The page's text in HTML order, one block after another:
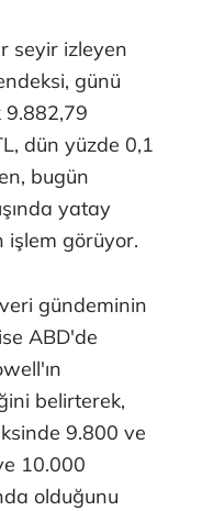
seyir izleyen
günü
dün yüzde 0,1
bugün
yatay
işlem görüyor.
gündeminin
ABD'de
belirterek,
9.800 ve
10.000
olduğunu